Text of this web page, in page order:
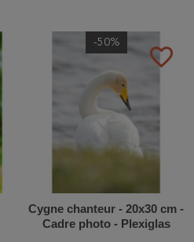
favorite_border
-50%
Cygne chanteur - 20x30 cm -
Cadre photo - Plexiglas